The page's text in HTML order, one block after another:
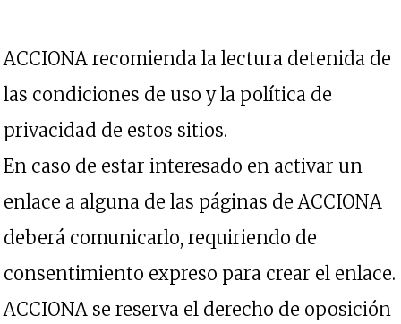
ACCIONA recomienda la lectura detenida de
las condiciones de uso y la política de
privacidad de estos sitios.
En caso de estar interesado en activar un
enlace a alguna de las páginas de ACCIONA
deberá comunicarlo, requiriendo de
consentimiento expreso para crear el enlace.
ACCIONA se reserva el derecho de oposición